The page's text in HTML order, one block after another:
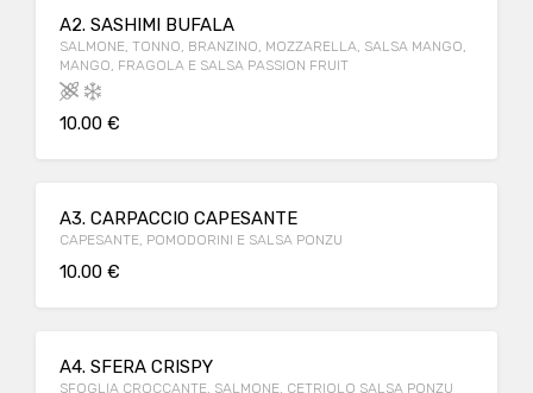
A2. SASHIMI BUFALA
SALMONE, TONNO, BRANZINO, MOZZARELLA, SALSA MANGO,
MANGO, FRAGOLA E SALSA PASSION FRUIT
10.00 €
A3. CARPACCIO CAPESANTE
CAPESANTE, POMODORINI E SALSA PONZU
10.00 €
A4. SFERA CRISPY
SFOGLIA CROCCANTE, SALMONE, CETRIOLO SALSA PONZU